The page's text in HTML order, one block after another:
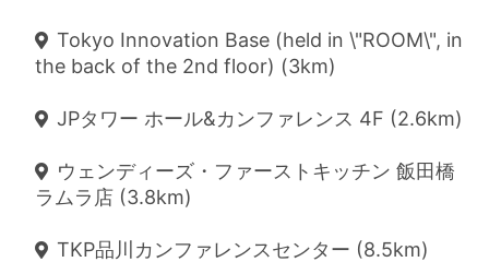
Tokyo Innovation Base (held in \"ROOM\", in
the back of the 2nd floor) (3km)
JPタワー ホール&カンファレンス 4F (2.6km)
ウェンディーズ・ファーストキッチン 飯田橋
ラムラ店 (3.8km)
TKP品川カンファレンスセンター (8.5km)